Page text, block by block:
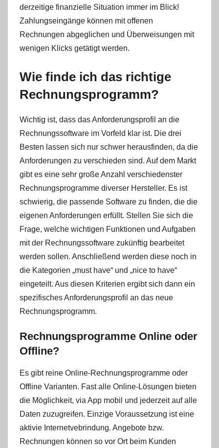
derzeitige finanzielle Situation immer im Blick!
Zahlungseingänge können mit offenen
Rechnungen abgeglichen und Überweisungen mit
wenigen Klicks getätigt werden.
Wie finde ich das richtige
Rechnungsprogramm?
Wichtig ist, dass das Anforderungsprofil an die
Rechnungssoftware im Vorfeld klar ist. Die drei
Besten lassen sich nur schwer herausfinden, da die
Anforderungen zu verschieden sind. Auf dem Markt
gibt es eine sehr große Anzahl verschiedenster
Rechnungsprogramme diverser Hersteller. Es ist
schwierig, die passende Software zu finden, die die
eigenen Anforderungen erfüllt. Stellen Sie sich die
Frage, welche wichtigen Funktionen und Aufgaben
mit der Rechnungssoftware zukünftig bearbeitet
werden sollen. Anschließend werden diese noch in
die Kategorien „must have“ und „nice to have“
eingeteilt. Aus diesen Kriterien ergibt sich dann ein
spezifisches Anforderungsprofil an das neue
Rechnungsprogramm.
Rechnungsprogramme Online oder
Offline?
Es gibt reine Online-Rechnungsprogramme oder
Offline Varianten. Fast alle Online-Lösungen bieten
die Möglichkeit, via App mobil und jederzeit auf alle
Daten zuzugreifen. Einzige Voraussetzung ist eine
aktivie Internetvebrindung. Angebote bzw.
Rechnungen können so vor Ort beim Kunden